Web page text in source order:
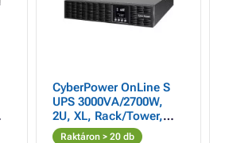
CyberPower OnLine S
UPS 3000VA/2700W,
2U, XL, Rack/Tower,
2U, XL, Rack/Tower
Raktáron > 20 db